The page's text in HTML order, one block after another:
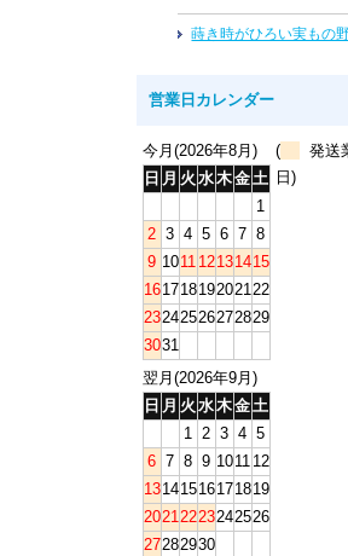
蒔き時がひろい実もの
営業日カレンダー
今月(2026年8月)
日 月 火 水木金 土
1
2 3 4 5 6 7 8
9 1011 12131415
161718192021 22
23242526272829
3031
翌月(2026年9月)
日 月 火 水木金 土
1
2 3 4 5
6 7 8 9 1011 12
13141516171819
2021 2223242526
27282930
(
発送
日)